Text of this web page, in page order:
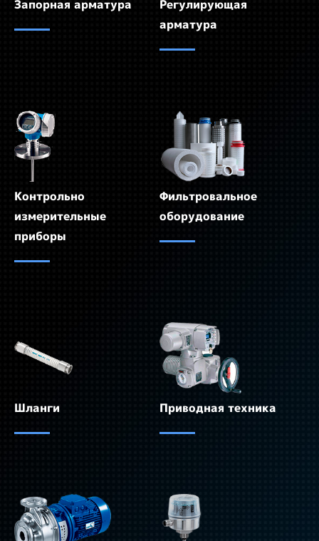
Запорная арматура
Регулирующая
арматура
Контрольно
измерительные
приборы
Фильтровальное
оборудование
Шланги Приводная техника